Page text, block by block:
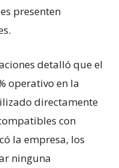
presenten
detalló que el
operativo en la
directamente
con
la empresa, los
ninguna